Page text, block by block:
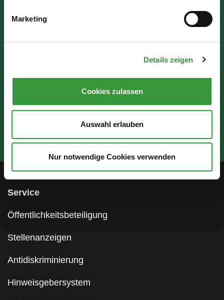
Marketing
Details zeigen
Cookies zulassen
Auswahl erlauben
Nur notwendige Cookies verwenden
Service
Öffentlichkeitsbeteiligung
Stellenanzeigen
Antidiskriminierung
Hinweisgebersystem